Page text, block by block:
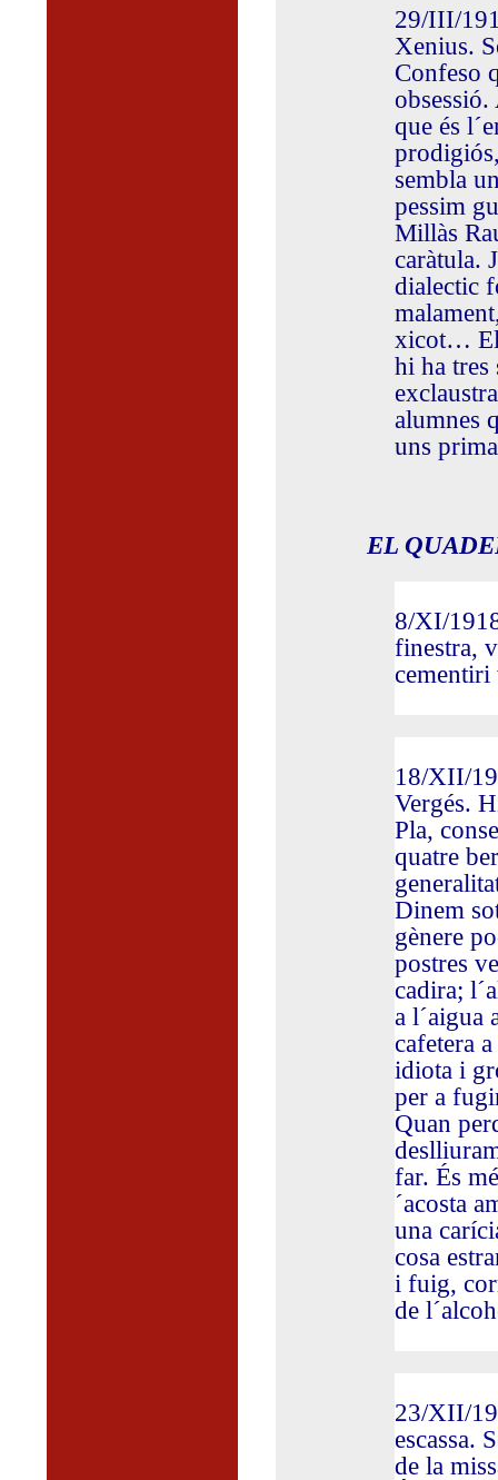
29/III/
Xenius.
Confeso
que és
sembla
pessim
Millàs
caràtula.
dialectic
xicot… El
hi ha tres
alumnes
uns
EL
8/XI/
finestra,
cementiri
18/XII/
Vergés.
Pla,
quatre
Dinem
gènere
postres
cadira;
a l´aigua
cafetera
idiota i
per a
Quan
far. És
´acosta
una
cosa
i fuig,
de
23/XII/
escassa.
de la